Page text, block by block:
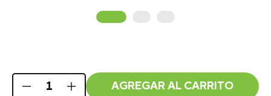
AGREGAR AL CARRITO